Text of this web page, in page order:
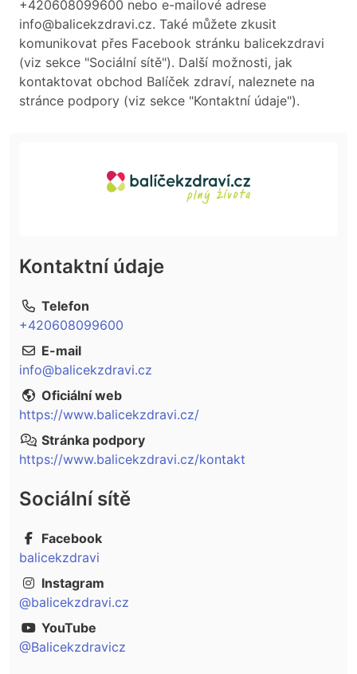
+420608099600 nebo e-mailové adrese
info@balicekzdravi.cz. Také můžete zkusit
komunikovat přes Facebook stránku balicekzdravi
(viz sekce "Sociální sítě"). Další možnosti, jak
kontaktovat obchod Balíček zdraví, naleznete na
stránce podpory (viz sekce "Kontaktní údaje").
Kontaktní údaje
Telefon
+420608099600
E-mail
info@balicekzdravi.cz
Oficiální web
https://www.balicekzdravi.cz/
Stránka podpory
https://www.balicekzdravi.cz/kontakt
Sociální sítě
Facebook
balicekzdravi
Instagram
@balicekzdravi.cz
YouTube
@Balicekzdravicz